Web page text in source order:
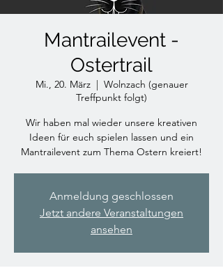
Mantrailevent -
Ostertrail
Mi., 20. März
  |
Wolnzach (genauer
Treffpunkt folgt)
Wir haben mal wieder unsere kreativen
Ideen für euch spielen lassen und ein
Mantrailevent zum Thema Ostern kreiert!
Anmeldung geschlossen
Jetzt andere Veranstaltungen
ansehen